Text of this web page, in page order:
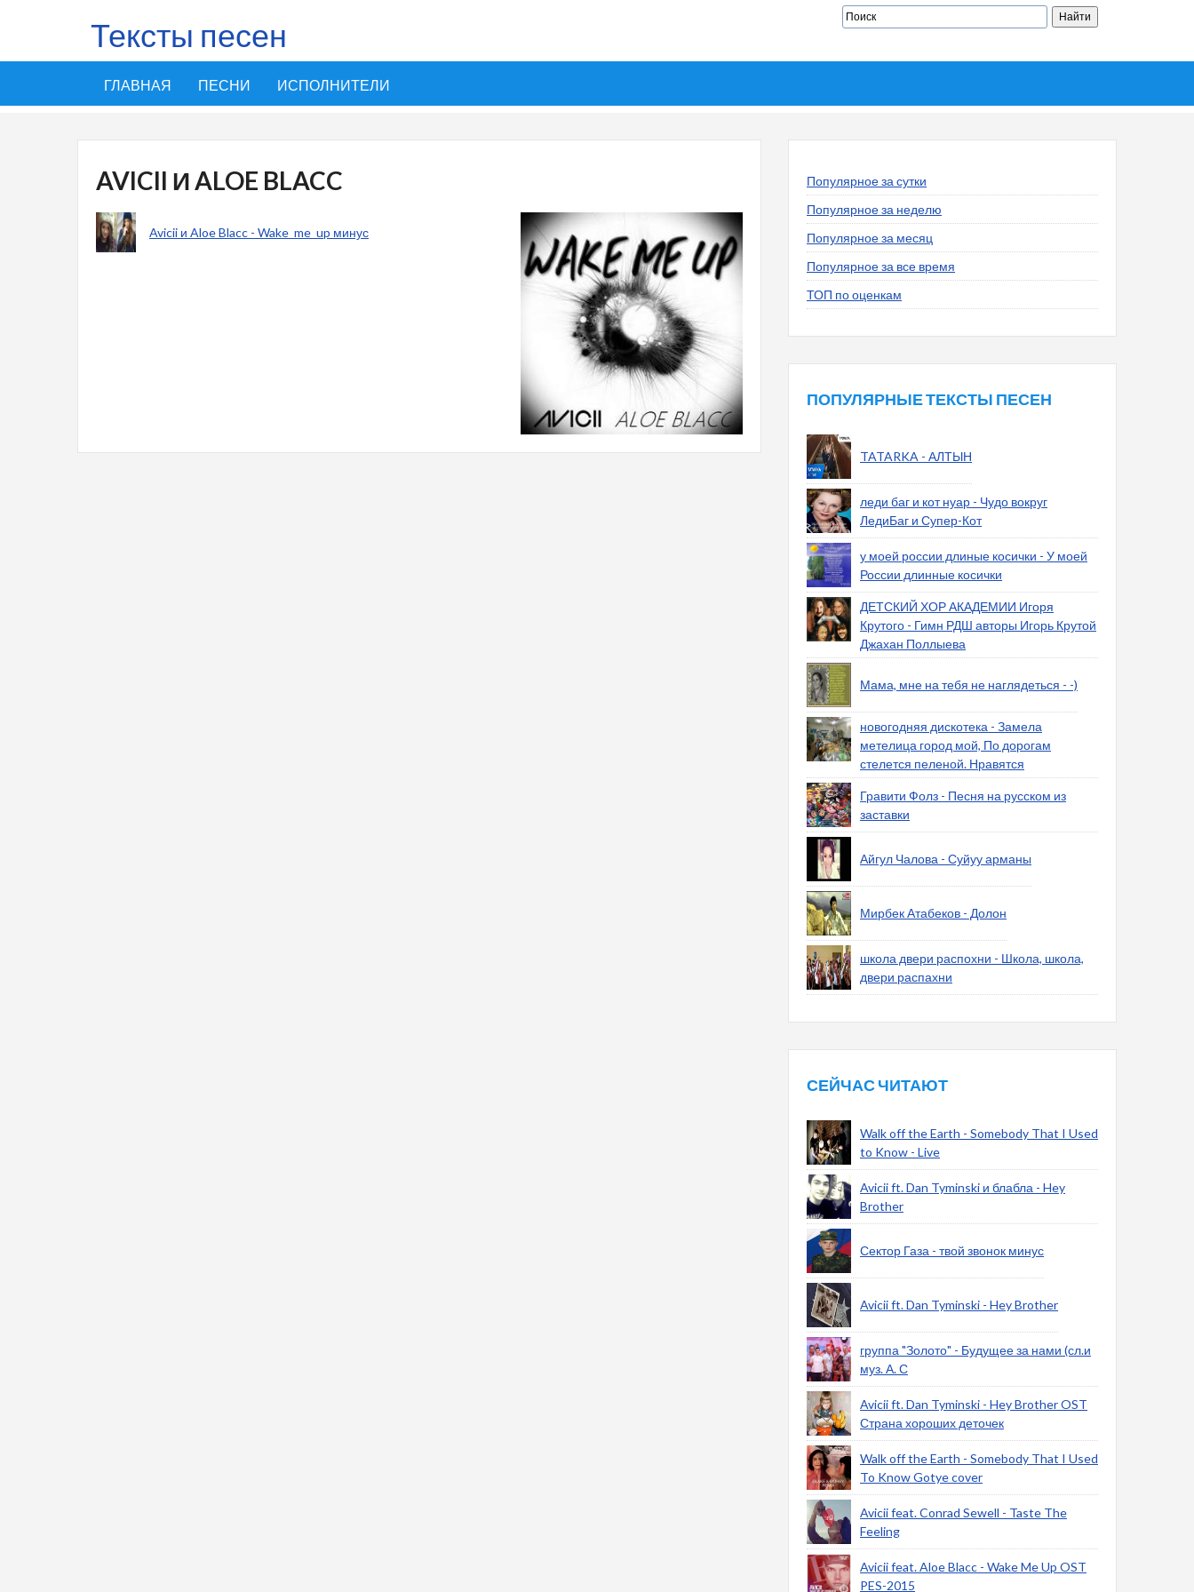
Тексты песен
ГЛАВНАЯ ПЕСНИ ИСПОЛНИТЕЛИ
AVICII И ALOE BLACC
Avicii и Aloe Blacc - Wake_me_up минус
Популярное за сутки
Популярное за неделю
Популярное за месяц
Популярное за все время
ТОП по оценкам
ПОПУЛЯРНЫЕ ТЕКСТЫ ПЕСЕН
TATARKA - АЛТЫН
леди баг и кот нуар - Чудо вокруг
ЛедиБаг и Супер-Кот
у моей россии длиные косички - У моей
России длинные косички
ДЕТСКИЙ ХОР АКАДЕМИИ Игоря
Крутого - Гимн РДШ авторы Игорь Крутой
Джахан Поллыева
Мама, мне на тебя не наглядеться - -)
новогодняя дискотека - Замела
метелица город мой, По дорогам
стелется пеленой. Нравятся
Гравити Фолз - Песня на русском из
заставки
Айгул Чалова - Суйуу арманы
Мирбек Атабеков - Долон
школа двери распохни - Школа, школа,
двери распахни
СЕЙЧАС ЧИТАЮТ
Walk off the Earth - Somebody That I Used
to Know - Live
Avicii ft. Dan Tyminski и блабла - Hey
Brother
Сектор Газа - твой звонок минус
Avicii ft. Dan Tyminski - Hey Brother
группа "Золото" - Будущее за нами (сл.и
муз. А. С
Avicii ft. Dan Tyminski - Hey Brother OST
Страна хороших деточек
Walk off the Earth - Somebody That I Used
To Know Gotye cover
Avicii feat. Conrad Sewell - Taste The
Feeling
Avicii feat. Aloe Blacc - Wake Me Up OST
PES-2015